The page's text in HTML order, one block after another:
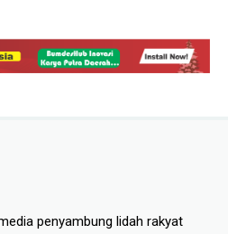
penyambung lidah rakyat